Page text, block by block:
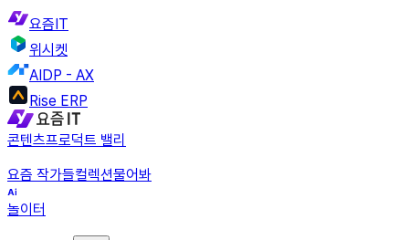
요즘IT
위시켓
AIDP - AX
Rise ERP
콘텐츠프로덕트 밸리
요즘 작가들컬렉션물어봐
놀이터